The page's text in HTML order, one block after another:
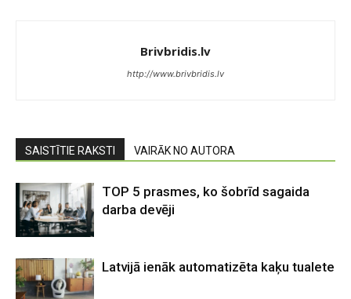
Brivbridis.lv
http://www.brivbridis.lv
SAISTĪTIE RAKSTI VAIRĀK NO AUTORA
TOP 5 prasmes, ko šobrīd sagaida
darba devēji
Latvijā ienāk automatizēta kaķu tualete